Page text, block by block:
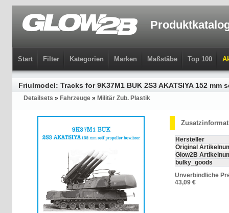
Start Filter Kategorien Marken Maßstäbe Top 100
Friulmodel: Tracks for 9K37M1 BUK 2S3 AKATSIYA 152
Detailsets » Fahrzeuge » Militär Zub. Plastik
Hersteller
Original
Glow2B
bulky_goods
Unverbindliche
43,09 €